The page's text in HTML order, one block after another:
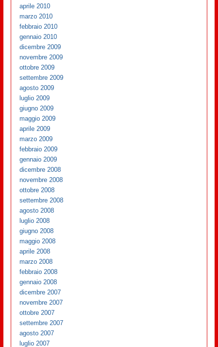
aprile 2010
marzo 2010
febbraio 2010
gennaio 2010
dicembre 2009
novembre 2009
ottobre 2009
settembre 2009
agosto 2009
luglio 2009
giugno 2009
maggio 2009
aprile 2009
marzo 2009
febbraio 2009
gennaio 2009
dicembre 2008
novembre 2008
ottobre 2008
settembre 2008
agosto 2008
luglio 2008
giugno 2008
maggio 2008
aprile 2008
marzo 2008
febbraio 2008
gennaio 2008
dicembre 2007
novembre 2007
ottobre 2007
settembre 2007
agosto 2007
luglio 2007